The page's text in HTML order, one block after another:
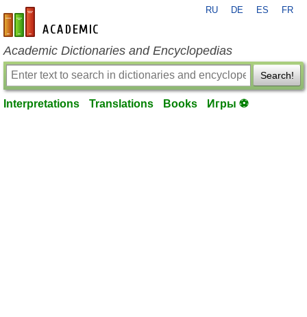
en-academic.com
RU DE ES FR
Academic Dictionaries and Encyclopedias
Search!
Interpretations Translations Books Игры ⚽